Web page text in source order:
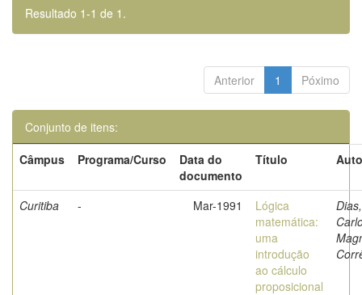
Resultado 1-1 de 1.
Anterior 1 Póximo
Conjunto de itens:
Câmpus
Programa/Curso
Data do
documento
Título
Curitiba - Mar-1991
Lógica
matemática:
uma
introdução
ao cálculo
proposicional
Dias,